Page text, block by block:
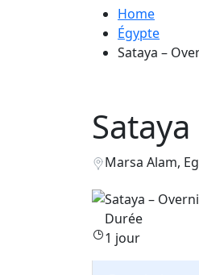
Home
Égypte
Sataya –
Marsa Alam,
Durée
1 jour